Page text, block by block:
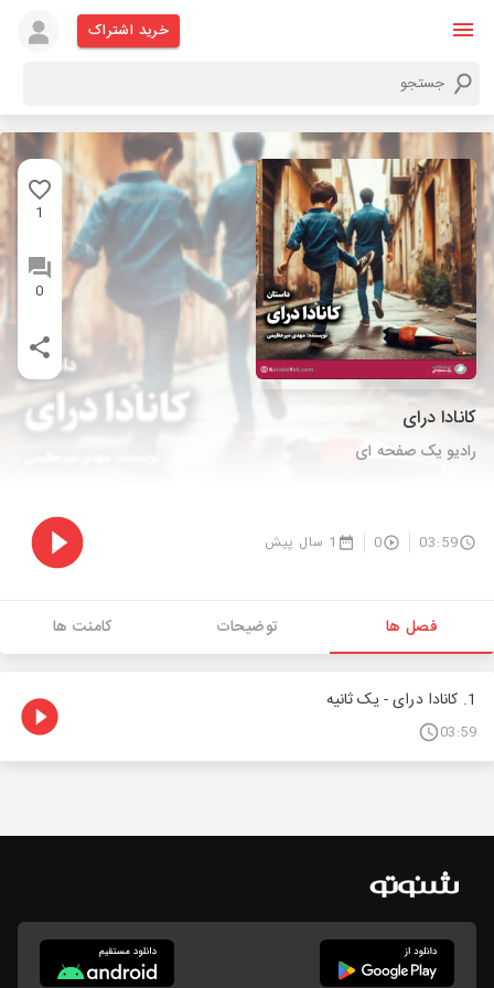
خرید اشتراک
1
0
کانادا درای
رادیو یک صفحه ای
03:59
0 1 سال پیش
فصل ها توضیحات کامنت ها
1. کانادا درای - یک ثانیه
03:59